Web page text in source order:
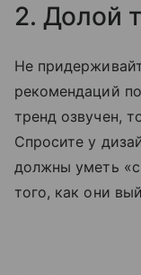
2. Долой
Не
рекомендаций
тренд озвучен,
Спросите у
должны уметь
того, как они